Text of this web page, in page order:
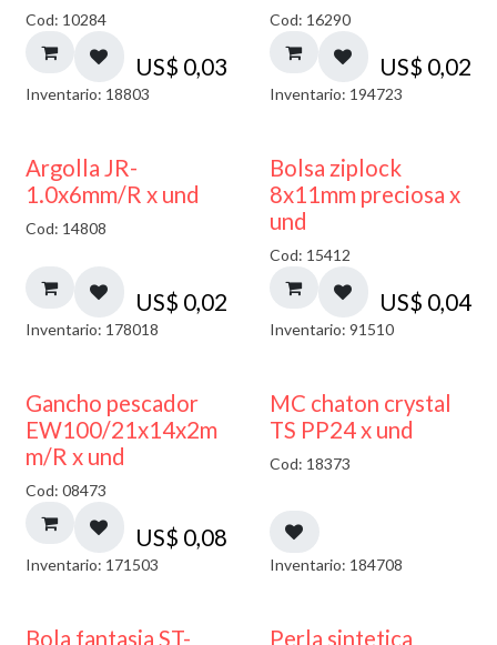
Cod: 10284
US$ 0,03
Inventario: 18803
Cod: 16290
US$ 0,02
Inventario: 194723
Argolla JR-
1.0x6mm/R x und
Cod: 14808
US$ 0,02
Inventario: 178018
¡NUEVO!
Bolsa ziplock
8x11mm preciosa x
und
Cod: 15412
US$ 0,04
Inventario: 91510
Gancho pescador
EW100/21x14x2m
m/R x und
Cod: 08473
US$ 0,08
Inventario: 171503
MC chaton crystal
TS PP24 x und
Cod: 18373
Inventario: 184708
Bola fantasia ST- Perla sintetica